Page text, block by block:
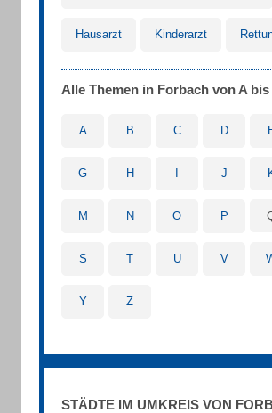
Hausarzt Kinderarzt
Alle Themen in Forbach von A bis
A B C D
G H J
M N O P
S T U V
Y Z
STÄDTE IM UMKREIS VON